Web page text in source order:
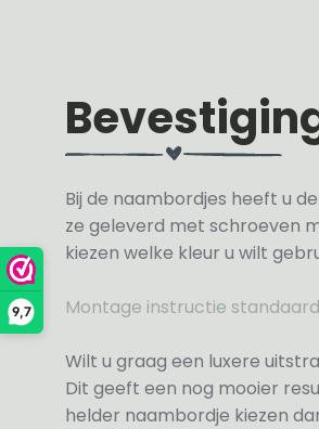
9,7
Bij de naambordjes heeft u
ze geleverd met schroeven
kiezen welke kleur u wilt
Montage instructie
Wilt u graag een luxere
Dit geeft een nog mooier
helder naambordje kiezen